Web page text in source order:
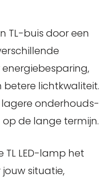
TL-buis door een
betere lichtkwaliteit.
onderhouds-
de lange termijn.
TL LED-lamp het
situatie,